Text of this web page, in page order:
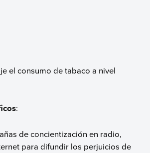
el consumo de tabaco a nivel
:
de concientización en radio,
para difundir los perjuicios de